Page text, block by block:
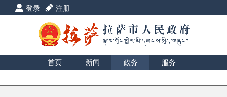
登录 注册
首页 新闻 政务
服务